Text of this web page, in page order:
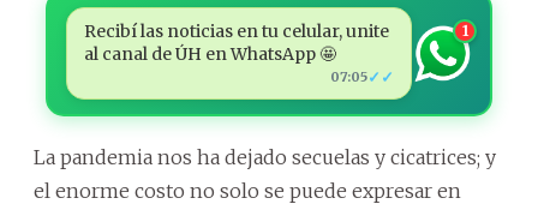
Recibí las noticias en tu celular, unite
al canal de ÚH en WhatsApp 🤩
07:05✓✓
1
La pandemia nos ha dejado secuelas y cicatrices; y
el enorme costo no solo se puede expresar en